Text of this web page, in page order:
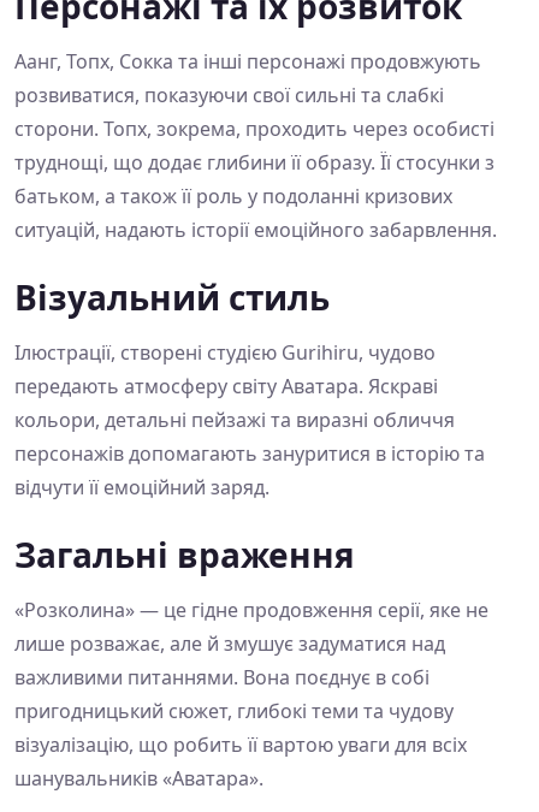
Аанг, Топх, Сокка та інші персонажі продовжують
розвиватися, показуючи свої сильні та слабкі
сторони. Топх, зокрема, проходить через особисті
труднощі, що додає глибини її образу. Її стосунки з
батьком, а також її роль у подоланні кризових
ситуацій, надають історії емоційного забарвлення.
Візуальний стиль
Ілюстрації, створені студією Gurihiru, чудово
передають атмосферу світу Аватара. Яскраві
кольори, детальні пейзажі та виразні обличчя
персонажів допомагають зануритися в історію та
відчути її емоційний заряд.
Загальні враження
«Розколина» — це гідне продовження серії, яке не
лише розважає, але й змушує задуматися над
важливими питаннями. Вона поєднує в собі
пригодницький сюжет, глибокі теми та чудову
візуалізацію, що робить її вартою уваги для всіх
шанувальників «Аватара».